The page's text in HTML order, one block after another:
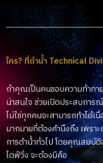
ใคร? ที่ดำน้ำ Technical
ถ้าคุณเป็นคนชอบความท้าทา
น่าสนใจ ช่วยเปิดประสบกา
ไม่ใช่ทุกคนจะสามารถทำได้
มากมายที่ต้องคำนึงถึง เพรา
การดำน้ำทั่วไป โดยคุณสมบั
ไดฟ์วิ่ง จะต้องมีคือ